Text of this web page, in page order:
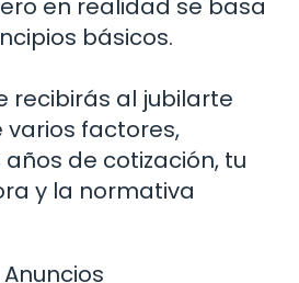
en realidad se basa
básicos.
recibirás al jubilarte
factores,
de cotización, tu
y la normativa
Anuncios